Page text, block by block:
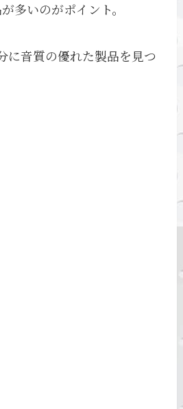
多いのがポイント。
に音質の優れた製品を見つ